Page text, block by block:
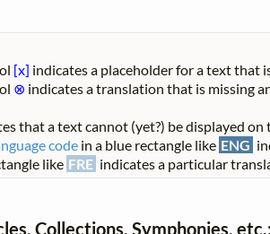
[x] indicates a placeholder for a text that
⊗ indicates a translation that is missing
that a text cannot (yet?) be displayed
code in a blue rectangle like ENG
like FRE indicates a particular
Collections, Symphonies,